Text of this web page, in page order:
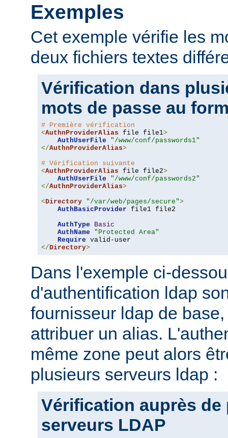
Exemples
Cet exemple vérifie les
deux fichiers textes
Vérification dans
mots de passe au
# Première vérification
<AuthnProviderAlias file file1>
AuthUserFile
"/www/conf/passwords1"
</AuthnProviderAlias>
# Vérification suivante
<AuthnProviderAlias file file2>
AuthUserFile
"/www/conf/passwords2"
</AuthnProviderAlias>
<Directory "/var/web/pages/secure">
AuthBasicProvider file1 file2
AuthType
Basic
AuthName
"Protected Area"
Require
</Directory>
Dans l'exemple ci-
d'authentification ldap
fournisseur ldap de
attribuer un alias.
même zone peut alors
plusieurs serveurs ldap :
Vérification auprès de
serveurs LDAP